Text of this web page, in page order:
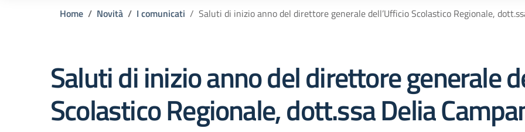
Home Novità I comunicati Saluti di inizio anno del direttore generale dell’Ufficio Scolastico Regionale,
Saluti di inizio anno del direttore generale
Scolastico Regionale, dott.ssa Delia